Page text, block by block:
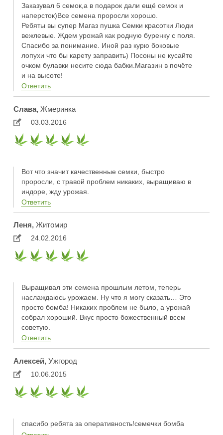
Заказувал 6 семок,а в подарок дали ещë семок и
наперсток)Все семена проросли хорошо.
Ребяты вы супер Магаз пушка Семки красотки Люди
вежлевые. Ждем урожай как родную буренку с поля.
Спасибо за понимание. Иной раз курю боковьıe
лопухи что бы карету заправить) Посоны не кусайте
очком булавки несите сюда бабки.Магазин в почëте
и на вьıсоте!
Ответить
Слава,Жмеринка
03.03.2016
Вот что значит качественные семки, быстро
проросли, с травой проблем никаких, выращиваю в
индоре, жду урожая.
Ответить
Леня,Житомир
24.02.2016
Выращивал эти семена прошлым летом, теперь
наслаждаюсь урожаем. Ну что я могу сказать… Это
просто бомба! Никаких проблем не было, а урожай
собрал хороший. Вкус просто божественный всем
советую.
Ответить
Алексей,Ужгород
10.06.2015
спасибо ребята за оперативность!семечки бомба